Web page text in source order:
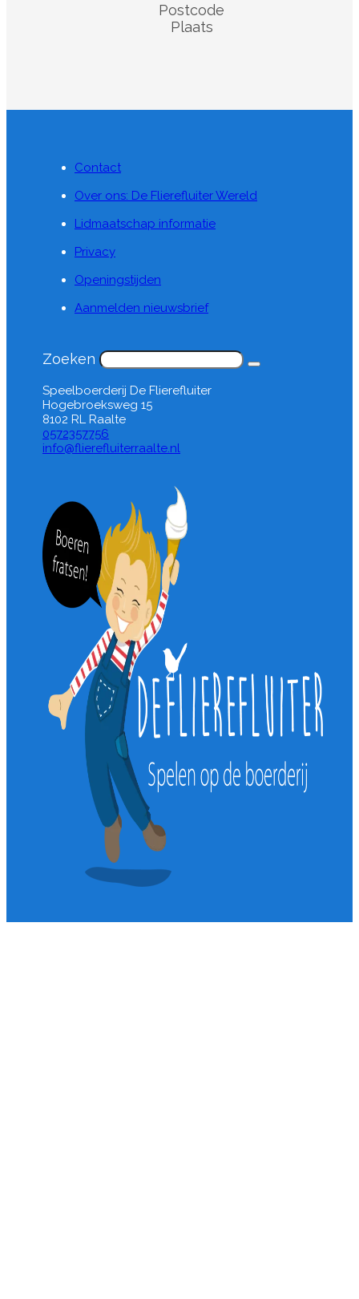
Postcode
Plaats
Contact
Over ons: De Flierefluiter Wereld
Lidmaatschap informatie
Privacy
Openingstijden
Aanmelden nieuwsbrief
Zoeken
Speelboerderij De Flierefluiter
Hogebroeksweg 15
8102 RL Raalte
0572357756
info@flierefluiterraalte.nl